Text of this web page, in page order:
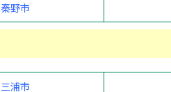
秦野市
三浦市